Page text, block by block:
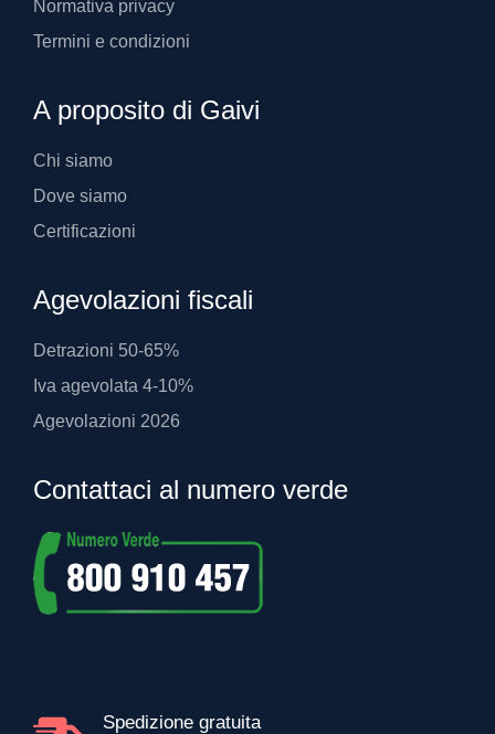
Normativa privacy
Termini e condizioni
A proposito di Gaivi
Chi siamo
Dove siamo
Certificazioni
Agevolazioni fiscali
Detrazioni 50-65%
Iva agevolata 4-10%
Agevolazioni 2026
Contattaci al numero verde
Spedizione gratuita